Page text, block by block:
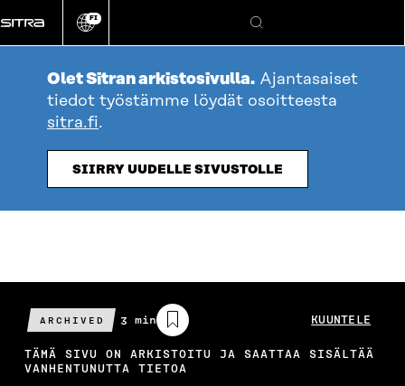
suoraan
sisältöön
Vaihda
kieli
FI
Hae
Olet Sitran arkistosivulla. Ajantasaiset
tiedot työstämme löydät osoitteesta
sitra.fi.
SIIRRY UUDELLE SIVUSTOLLE
ARCHIVED
Arvioitu
lukuaika
3 min KUUNTELE
TÄMÄ SIVU ON ARKISTOITU JA SAATTAA SISÄLTÄÄ
VANHENTUNUTTA TIETOA